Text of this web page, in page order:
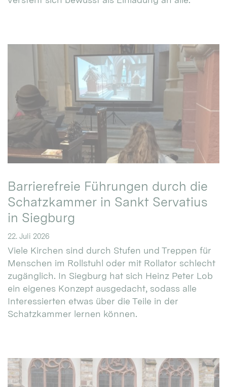
Barrierefreie Führungen durch die
Schatzkammer in Sankt Servatius
in Siegburg
22. Juli 2026
Viele Kirchen sind durch Stufen und Treppen für
Menschen im Rollstuhl oder mit Rollator schlecht
zugänglich. In Siegburg hat sich Heinz Peter Lob
ein eigenes Konzept ausgedacht, sodass alle
Interessierten etwas über die Teile in der
Schatzkammer lernen können.